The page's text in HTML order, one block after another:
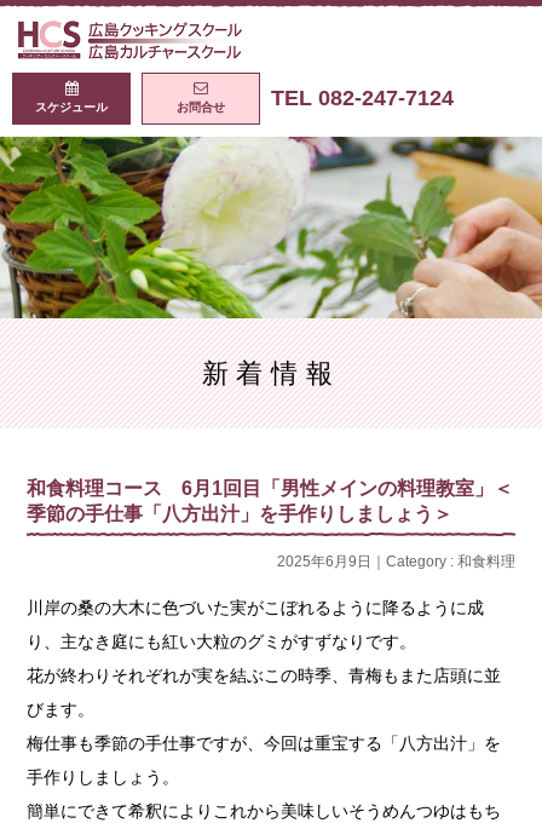
広島クッキン
スケジュール お問合せ TEL 082-247-7124
新着情報
和食料理コース 6月1回目「男性メインの料理教室」＜
季節の手仕事「八方出汁」を手作りしましょう＞
2025年6月9日｜Category : 和食料理
川岸の桑の大木に色づいた実がこぼれるように降るように成
り、主なき庭にも紅い大粒のグミがすずなりです。
花が終わりそれぞれが実を結ぶこの時季、青梅もまた店頭に並
びます。
梅仕事も季節の手仕事ですが、今回は重宝する「八方出汁」を
手作りしましょう。
簡単にできて希釈によりこれから美味しいそうめんつゆはもち